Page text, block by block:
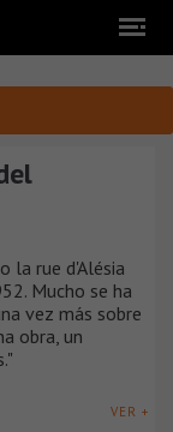
la rue d'Alésia
Mucho se ha
vez más sobre
obra, un
VER +